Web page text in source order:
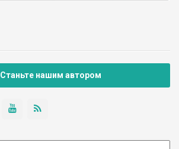
Станьте нашим автором